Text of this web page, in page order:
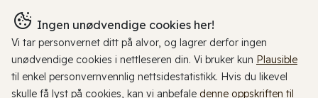
Ingen unødvendige cookies her!
Vi tar personvernet ditt på alvor, og lagrer derfor ingen
unødvendige cookies i nettleseren din. Vi bruker kun Plausible
til enkel personvernvennlig nettsidestatistikk. Hvis du likevel
skulle få lyst på cookies, kan vi anbefale denne oppskriften til